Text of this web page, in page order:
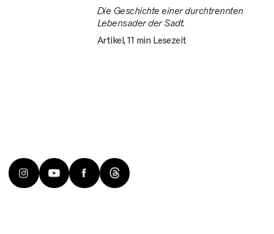
Die Geschichte einer durchtrennten
Lebensader der Sadt.
Artikel, 11 min Lesezeit